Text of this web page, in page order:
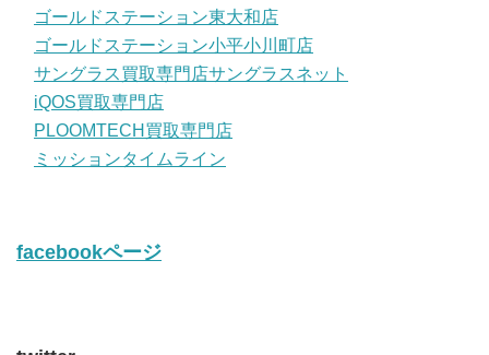
ゴールドステーション東大和店
ゴールドステーション小平小川町店
サングラス買取専門店サングラスネット
iQOS買取専門店
PLOOMTECH買取専門店
ミッションタイムライン
facebookページ